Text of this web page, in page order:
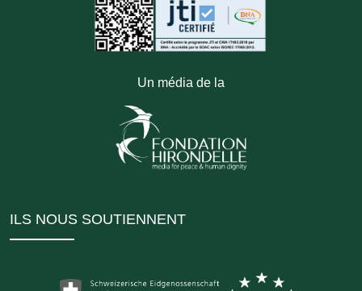
Un média de la
ILS NOUS SOUTIENNENT